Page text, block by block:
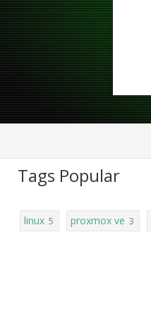
Tags Popular
linux 5 proxmox ve 3